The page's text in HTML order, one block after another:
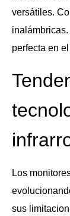
versátiles.
perfecta en
Los
sus